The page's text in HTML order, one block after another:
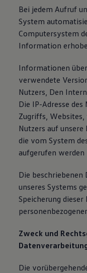
Bei jedem Aufruf
System
Computersystem
Information
Informationen
verwendete
Nutzers, Den
Die IP-Adresse
Zugriffs, Websites,
Nutzers auf
die vom System
aufgerufen werden
Die beschriebenen
unseres Systems
Speicherung
Zweck und
Die